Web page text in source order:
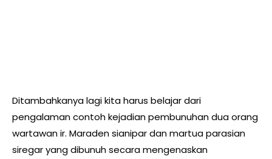
Ditambahkanya lagi kita harus belajar dari
pengalaman contoh kejadian pembunuhan dua orang
wartawan ir. Maraden sianipar dan martua parasian
siregar yang dibunuh secara mengenaskan